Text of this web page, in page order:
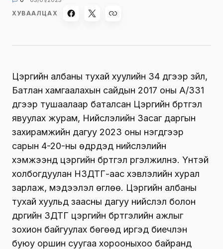
ХУВААЛЦАХ
Цэргийн албаны тухай хуулийн 34 дүгээр зүйл,
Батлан хамгаалахын сайдын 2017 оны A/331
дүгээр тушаалаар баталсан Цэргийн бүртгэл
явуулах журам, Нийслэлийн Засаг даргын
захирамжийн дагуу 2023 оны нэгдүгээр
сарын 4-20-ны өдрүүдэд нийслэлийн
хэмжээнд цэргийн бүртгэл үргэлжилнэ. Үүнтэй
холбогдуулан НЗДТГ-аас хэвлэлийн хурал
зарлаж, мэдээлэл өглөө. Цэргийн албаны
тухай хуульд заасны дагуу нийслэл болон
дүүргийн ЗДТГ цэргийн бүртгэлийн ажлыг
зохион байгуулах бөгөөд иргэд биечлэн
буюу оршин суугаа хорооныхоо байранд